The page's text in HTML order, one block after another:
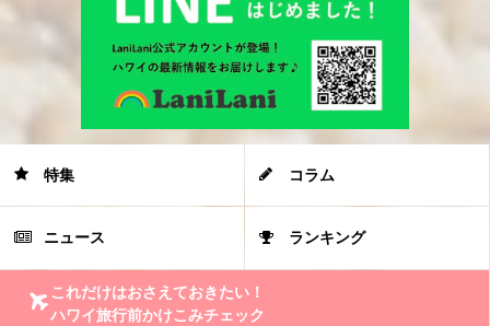
特集 コラム
ニュース ランキング
これだけはおさえておきたい！
ハワイ旅行前かけこみチェック